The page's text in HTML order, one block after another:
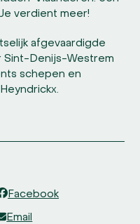
verdient meer!
afgevaardigde
Sint-Denijs-Westrem
schepen en
Facebook
Email